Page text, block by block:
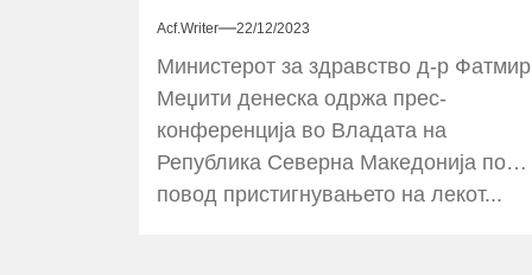
Acf.writer 22/12/2023
Министерот за здравство д-р Фатмир
Меџити денеска одржа прес-
конференција во Владата на
Република Северна Македонија по
повод пристигнувањето на лекот...